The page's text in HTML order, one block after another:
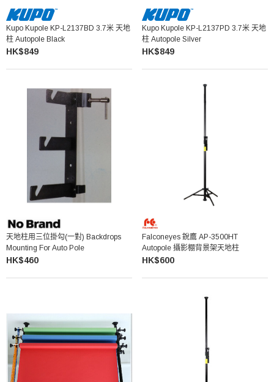
Kupo Kupole KP-L2137BD 3.7米 天地
柱 Autopole Black
HK$849
Kupo Kupole KP-L2137PD 3.7米 天地
柱 Autopole Silver
HK$849
天地柱用三位掛勾(一對) Backdrops
Mounting For Auto Pole
HK$460
Falconeyes 銳鷹 AP-3500HT
Autopole 攝影棚背景架天地柱
HK$600